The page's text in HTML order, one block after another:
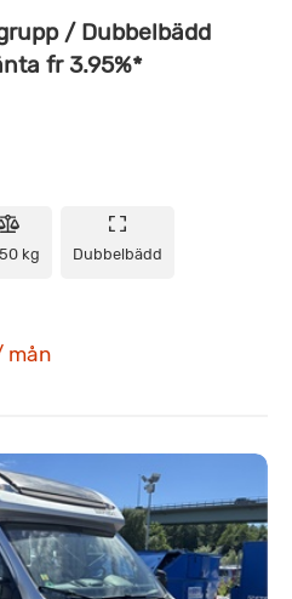
/ Dubbelbädd
fr 3.95%*
kg Dubbelbädd
mån